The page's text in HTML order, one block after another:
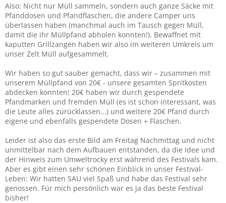
Also: Nicht nur Müll sammeln, sondern auch ganze Säcke mit
Pfanddosen und Pfandflaschen, die andere Camper uns
überlassen haben (manchmal auch im Tausch gegen Müll,
damit die ihr Müllpfand abholen konnten!). Bewaffnet mit
kaputten Grillzangen haben wir also im weiteren Umkreis um
unser Zelt Müll aufgesammelt.
Wir haben so gut sauber gemacht, dass wir – zusammen mit
unserem Müllpfand von 20€ - unsere gesamten Spritkosten
abdecken konnten! 20€ haben wir durch gespendete
Pfandmarken und fremden Müll (es ist schon interessant, was
die Leute alles zurücklassen...) und weitere 20€ Pfand durch
eigene und ebenfalls gespendete Dosen + Flaschen.
Leider ist also das erste Bild am Freitag Nachmittag und nicht
unmittelbar nach dem Aufbauen entstanden, da die Idee und
der Hinweis zum Umweltrocky erst während des Festivals kam.
Aber es gibt einen sehr schönen Einblick in unser Festival-
Leben: Wir hatten SAU viel Spaß und habe das Festival sehr
genossen. Für mich persönlich war es ja das beste Festival
bisher!